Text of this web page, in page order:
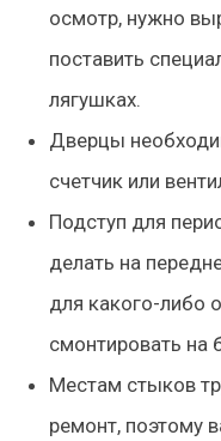
осмотр, нужно
поставить
лягушках.
Дверцы
счетчик или
Подступ для
делать на
для какого-либо
смонтировать на
Местам стыков
ремонт, поэтому